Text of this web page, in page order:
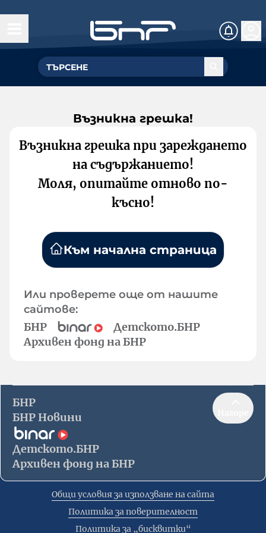
Възникна грешка!
Възникна грешка при зареждането
на съдържанието!
Моля, опитайте отново по-
късно!
Към начална страница
Или проверете още от нашите
сайтове:
БНР
Детското.БНР
Архивен фонд на БНР
БНР
БНР Новини
Детското.БНР
Архивен фонд на БНР
Общи условия за използване на сайта
Политика за поверителност
Политика за „бисквитки“